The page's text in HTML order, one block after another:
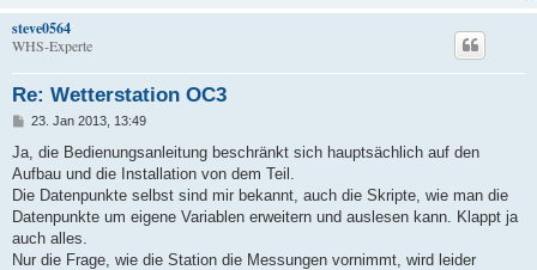
steve0564
WHS-Experte
Re: Wetterstation OC3
B
i
t
r
a
g
23. Jan 2013, 13:49
Ja, die Bedienungsanleitung beschränkt sich hauptsächlich auf den
Aufbau und die Installation von dem Teil.
Die Datenpunkte selbst sind mir bekannt, auch die Skripte, wie man die
Datenpunkte um eigene Variablen erweitern und auslesen kann. Klappt ja
auch alles.
Nur die Frage, wie die Station die Messungen vornimmt, wird leider